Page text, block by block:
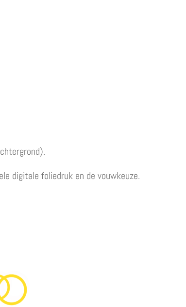
digitale foliedruk en de vouwkeuze.